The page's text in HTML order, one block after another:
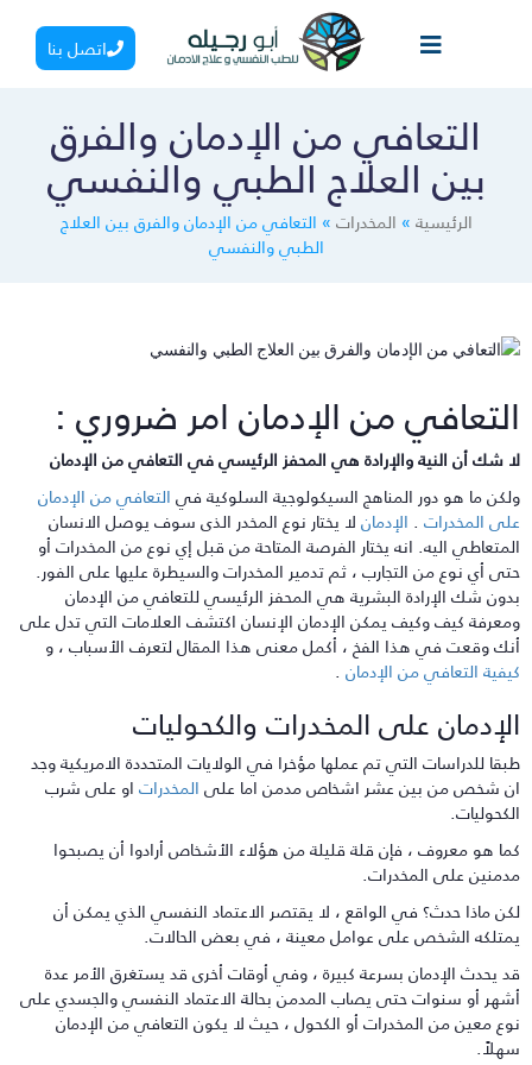
اتصل بنا
التعافي من الإدمان والفرق
بين العلاج الطبي والنفسي
الرئيسية»المخدرات»التعافي من الإدمان والفرق بين العلاج
الطبي والنفسي
من الإدمان امر ضروري :
شك أن النية والإرادة هي المحفز الرئيسي في التعافي من الإدمان
ما هو دور المناهج السيكولوجية السلوكية فيالتعافي من الإدمان
المخدرات.الإدمانلا يختار نوع المخدر الذى سوف يوصل الانسان
اليه. انه يختار الفرصة المتاحة من قبل إي نوع من المخدرات أو
أي نوع من التجارب ، ثم تدمير المخدرات والسيطرة عليها على الفور.
شك الإرادة البشرية هي المحفز الرئيسي للتعافي من الإدمان
كيف وكيف يمكن الإدمان الإنسان اكتشف العلامات التي تدل على
وقعت في هذا الفخ ، أكمل معنى هذا المقال لتعرف الأسباب ، و
التعافي من الإدمان.
على المخدرات والكحوليات
للدراسات التي تم عملها مؤخرا في الولايات المتحددة الامريكية وجد
شخص من بين عشر اشخاص مدمن اما علىالمخدراتاو على شرب
هو معروف ، فإن قلة قليلة من هؤلاء الأشخاص أرادوا أن يصبحوا
على المخدرات.
ماذا حدث؟ في الواقع ، لا يقتصر الاعتماد النفسي الذي يمكن أن
الشخص على عوامل معينة ، في بعض الحالات.
يحدث الإدمان بسرعة كبيرة ، وفي أوقات أخرى قد يستغرق الأمر عدة
أو سنوات حتى يصاب المدمن بحالة الاعتماد النفسي والجسدي على
معين من المخدرات أو الكحول ، حيث لا يكون التعافي من الإدمان